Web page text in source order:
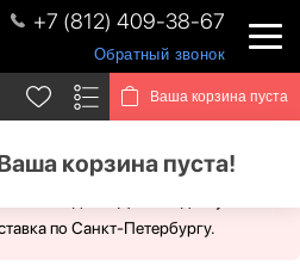
+7 (812) 409-38-67
Обратный звонок
Ваша корзина пуста
корзина пуста!
выходных. Для Вас доступен
по Санкт-Петербургу.